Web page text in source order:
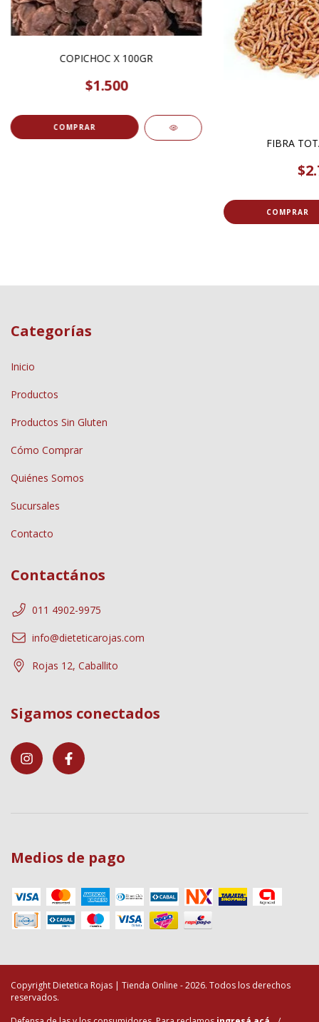
COPICHOC X 100GR
$1.500
COMPRAR
FIBRA
COMPRAR
Categorías
Inicio
Productos
Productos Sin Gluten
Cómo Comprar
Quiénes Somos
Sucursales
Contacto
Contactános
011 4902-9975
info@dieteticarojas.com
Rojas 12, Caballito
Sigamos conectados
Medios de pago
Copyright Dietetica Rojas | Tienda Online - 2026. Todos los derechos
reservados.